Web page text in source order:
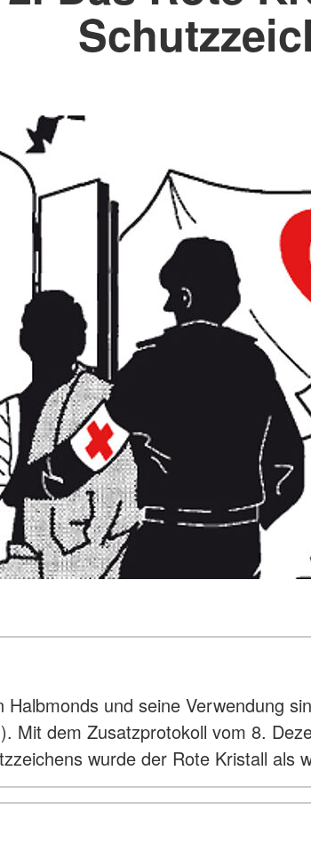
und seine Verwendung
Mit dem Zusatzprotokoll vom 8.
wurde der Rote Kristall als